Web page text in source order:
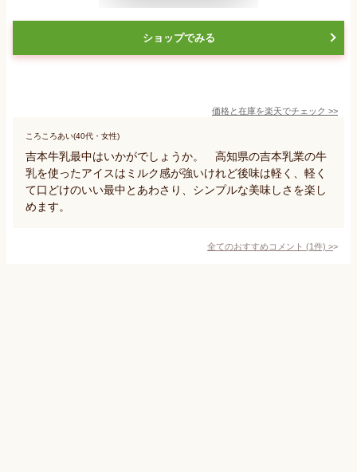
ショップでみる
価格と在庫を楽天でチェック >>
ころころあい(40代・女性)
吉本牛乳最中はいかがでしょうか。 高知県の吉本乳業の牛
乳を使ったアイスはミルク感が強いけれど後味は軽く、軽く
て口どけのいい最中とあわさり、シンプルな美味しさを楽し
めます。
全てのおすすめコメント (1件) >